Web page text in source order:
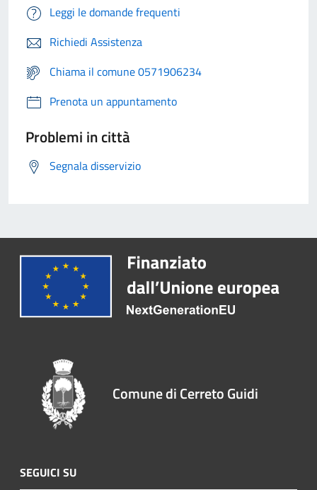
Leggi le domande frequenti
Richiedi Assistenza
Chiama il comune 0571906234
Prenota un appuntamento
Problemi in città
Segnala disservizio
Comune di Cerreto Guidi
SEGUICI SU